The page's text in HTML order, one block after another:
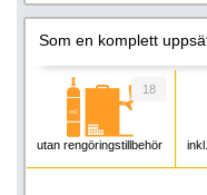
Som en komplett
utan rengöringstillbehör
18